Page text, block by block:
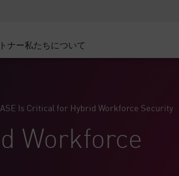
ス プロバイダ
ウェビナー
ナー私たちについて
Is Critical for Hybrid Workforce Security
Workforce